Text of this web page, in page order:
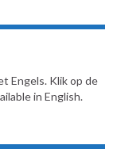
Engels. Klik op de
in English.